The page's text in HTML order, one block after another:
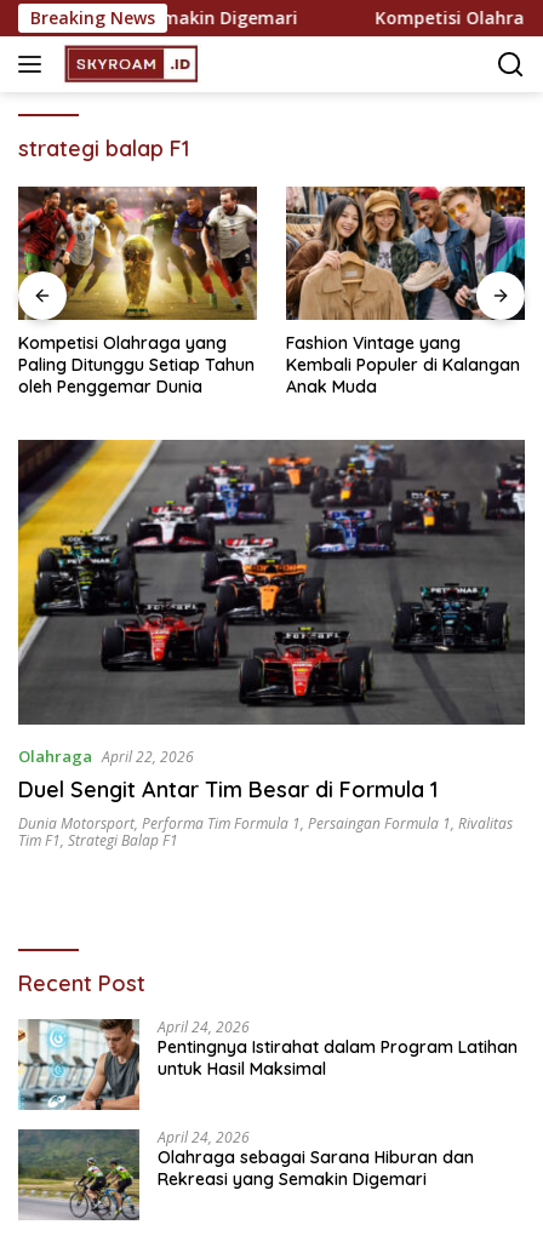
Skip
to
content
Breaking News
yang Semakin Digemari Kompetisi Olahraga
strategi balap F1
Kompetisi Olahraga yang
Paling Ditunggu Setiap Tahun
oleh Penggemar Dunia
Fashion Vintage yang
Kembali Populer di Kalangan
Anak Muda
Olahraga April 22, 2026
Duel Sengit Antar Tim Besar di Formula 1
Dunia Motorsport, Performa Tim Formula 1, Persaingan Formula 1, Rivalitas
Tim F1, Strategi Balap F1
Recent Post
April 24, 2026
Pentingnya Istirahat dalam Program Latihan
untuk Hasil Maksimal
April 24, 2026
Olahraga sebagai Sarana Hiburan dan
Rekreasi yang Semakin Digemari